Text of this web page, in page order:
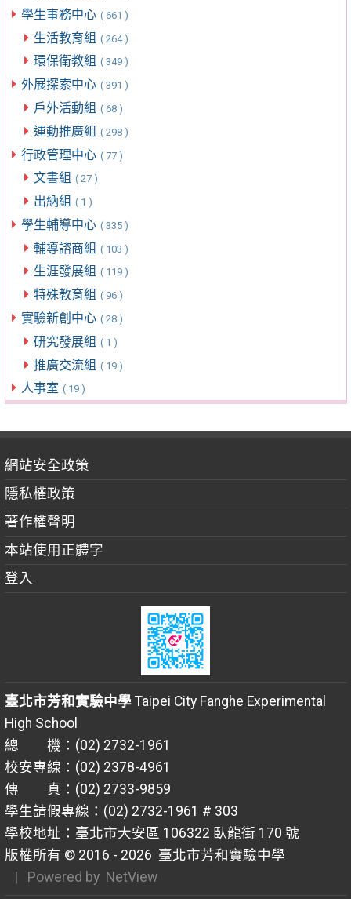
學生事務中心 ( 661 )
生活教育組 ( 264 )
環保衛教組 ( 349 )
外展探索中心 ( 391 )
戶外活動組 ( 68 )
運動推廣組 ( 298 )
行政管理中心 ( 77 )
文書組 ( 27 )
出納組 ( 1 )
學生輔導中心 ( 335 )
輔導諮商組 ( 103 )
生涯發展組 ( 119 )
特殊教育組 ( 96 )
實驗新創中心 ( 28 )
研究發展組 ( 1 )
推廣交流組 ( 19 )
人事室 ( 19 )
網站安全政策
隱私權政策
著作權聲明
本站使用正體字
登入
臺北市芳和實驗中學Taipei City Fanghe Experimental
High School
總 機：(02) 2732-1961
校安專線：(02) 2378-4961
傳 真：(02) 2733-9859
學生請假專線：(02) 2732-1961 # 303
學校地址：臺北市大安區 106322 臥龍街 170 號
版權所有 © 2016 - 2026 臺北市芳和實驗中學
| Powered by NetView